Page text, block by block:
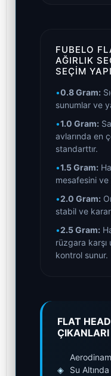
FUBELO
AĞIRLIK
SEÇIM
•0.8 Gram:
sunumlar ve
•1.0 Gram:
avlarında en
standarttır.
•1.5 Gram:
mesafesini
•2.0 Gram:
stabil ve
•2.5 Gram:
rüzgara karşı
kontrol sunur.
FLAT
ÇIKANLARI
◈
Su